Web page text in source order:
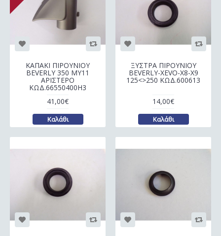
ΚΑΠΑΚΙ ΠΙΡΟΥΝΙΟΥ
BEVERLY 350 MY11
ΑΡΙΣΤΕΡΟ
ΚΩΔ.66550400H3
41,00€
Καλάθι
ΞΥΣΤΡΑ ΠΙΡΟΥΝΙΟΥ
BEVERLY-XEVO-X8-X9
125<>250 ΚΩΔ.600613
14,00€
Καλάθι